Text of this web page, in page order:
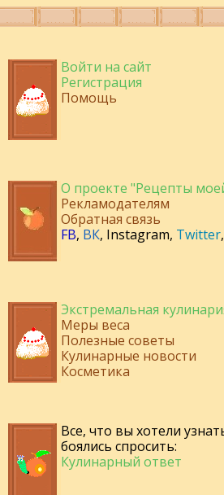
Войти на сайт
Регистрация
Помощь
О проекте "Рецепты
Рекламодателям
Обратная связь
FB, ВК, Instagram, Twitter,
Экстремальная
Меры веса
Полезные советы
Кулинарные новости
Косметика
Все, что вы хотели
боялись спросить:
Кулинарный ответ